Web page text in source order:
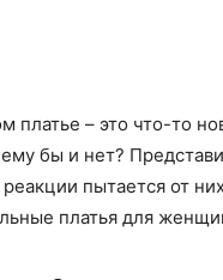
– это что-то
бы и нет?
пытается от
платья для